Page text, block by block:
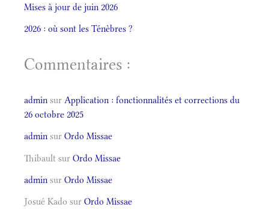
Mises à jour de juin 2026
2026 : où sont les Ténèbres ?
Commentaires :
admin sur Application : fonctionnalités et corrections du
26 octobre 2025
admin sur Ordo Missae
Thibault sur Ordo Missae
admin sur Ordo Missae
Josué Kado sur Ordo Missae